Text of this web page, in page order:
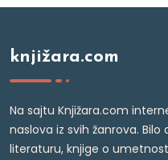
knjižara.com
Na sajtu Knjižara.com
naslova iz svih žanrova.
literaturu, knjige o